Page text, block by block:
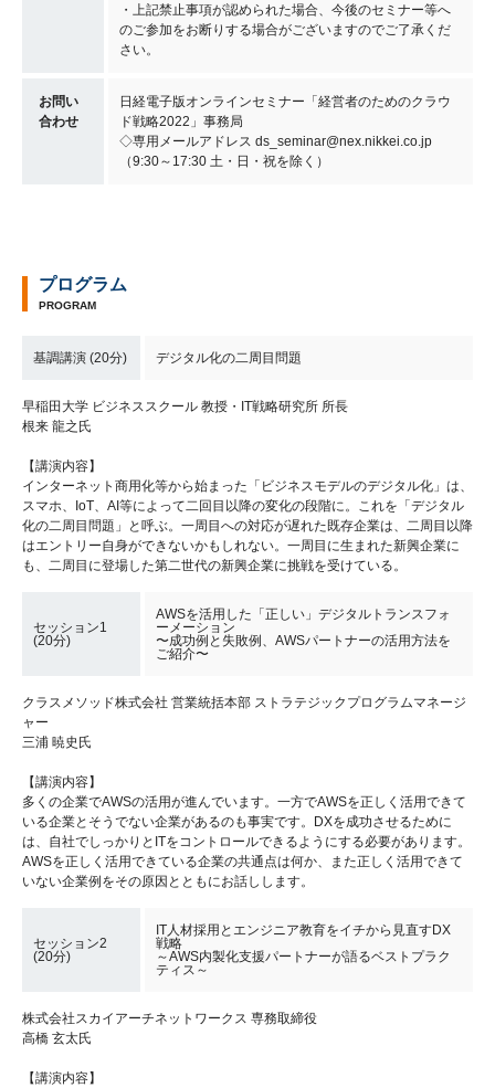
・上記禁止事項が認められた場合、今後のセミナー等へ
のご参加をお断りする場合がございますのでご了承くだ
さい。
お問い
合わせ
日経電子版オンラインセミナー「経営者のためのクラウ
ド戦略2022」事務局
◇専用メールアドレス ds_seminar@nex.nikkei.co.jp
（9:30～17:30 土・日・祝を除く）
プログラム
PROGRAM
基調講演 (20分) デジタル化の二周目問題
早稲田大学 ビジネススクール 教授・IT戦略研究所 所長
根来 龍之氏
【講演内容】
インターネット商用化等から始まった「ビジネスモデルのデジタル化」は、
スマホ、IoT、AI等によって二回目以降の変化の段階に。これを「デジタル
化の二周目問題」と呼ぶ。一周目への対応が遅れた既存企業は、二周目以降
はエントリー自身ができないかもしれない。一周目に生まれた新興企業に
も、二周目に登場した第二世代の新興企業に挑戦を受けている。
セッション1
(20分)
AWSを活用した「正しい」デジタルトランスフォ
ーメーション
〜成功例と失敗例、AWSパートナーの活用方法を
ご紹介〜
クラスメソッド株式会社 営業統括本部 ストラテジックプログラムマネージ
ャー
三浦 暁史氏
【講演内容】
多くの企業でAWSの活用が進んでいます。一方でAWSを正しく活用できて
いる企業とそうでない企業があるのも事実です。DXを成功させるために
は、自社でしっかりとITをコントロールできるようにする必要があります。
AWSを正しく活用できている企業の共通点は何か、また正しく活用できて
いない企業例をその原因とともにお話しします。
セッション2
(20分)
IT人材採用とエンジニア教育をイチから見直すDX
戦略
～AWS内製化支援パートナーが語るベストプラク
ティス～
株式会社スカイアーチネットワークス 専務取締役
高橋 玄太氏
【講演内容】